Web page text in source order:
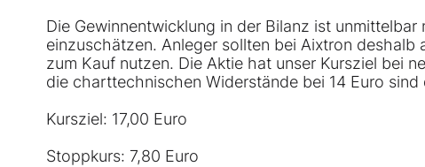
Die Gewinnentwicklung in der Bilanz ist
einzuschätzen. Anleger sollten bei Aixtron
zum Kauf nutzen. Die Aktie hat unser Kursziel bei
die charttechnischen Widerstände bei 14 Euro
Kursziel: 17,00 Euro
Stoppkurs: 7,80 Euro